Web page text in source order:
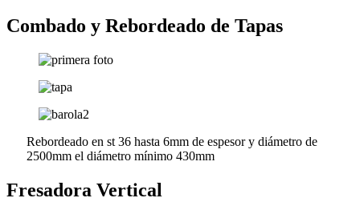
Combado y Rebordeado de Tapas
Rebordeado en st 36 hasta 6mm de espesor y diámetro de
2500mm el diámetro mínimo 430mm
Fresadora Vertical